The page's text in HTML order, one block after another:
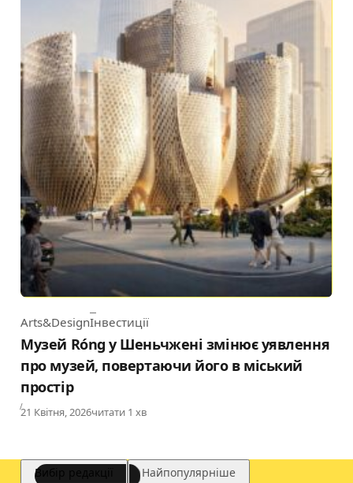
Category
Arts&DesignІнвестиції
Музей Róng у Шеньчжені змінює уявлення
про музей, повертаючи його в міський
простір
Published
21 Квітня, 2026читати 1 хв
Вибір редакції Найпопулярніше